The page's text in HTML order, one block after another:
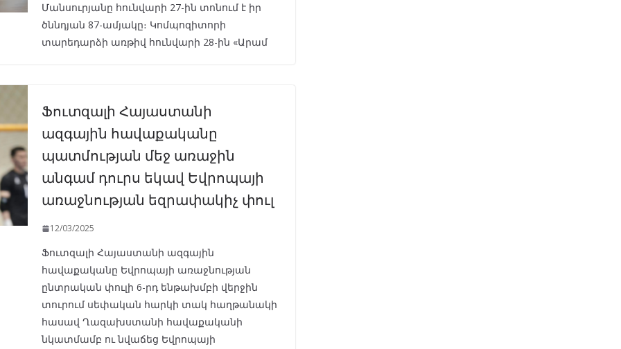
Մանսուրյանը հունվարի 27-ին տոնում է իր
ծննդյան 87-ամյակը։ Կոմպոզիտորի
տարեդարձի առթիվ հունվարի 28-ին «Արամ
Ֆուտզալի Հայաստանի
ազգային հավաքականը
պատմության մեջ առաջին
անգամ դուրս եկավ Եվրոպայի
առաջնության եզրափակիչ փուլ
12/03/2025
Ֆուտզալի Հայաստանի ազգային
հավաքականը Եվրոպայի առաջնության
ընտրական փուլի 6-րդ ենթախմբի վերջին
տուրում սեփական հարկի տակ հաղթանակի
հասավ Ղազախստանի հավաքականի
նկատմամբ ու նվաճեց Եվրոպայի